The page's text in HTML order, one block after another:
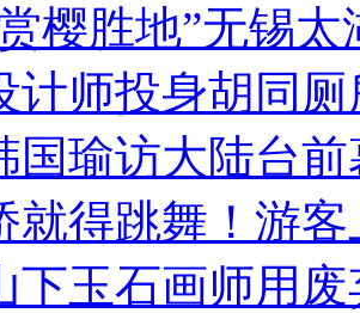
樱胜地”无锡
计师投身胡同
国瑜访大陆台
就得跳舞！游客
下玉石画师用